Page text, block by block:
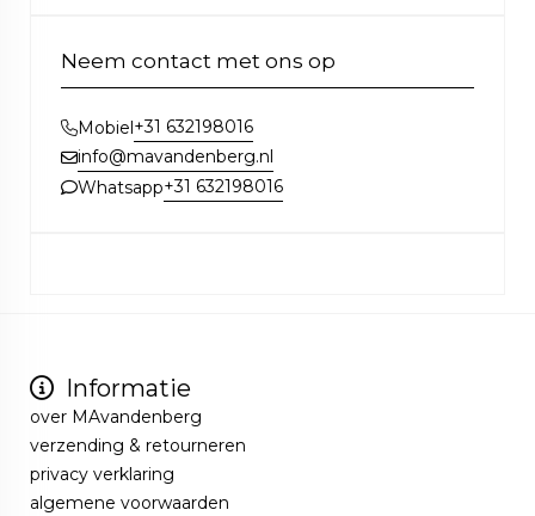
Neem contact met ons op
Mobiel+31 632198016
info@mavandenberg.nl
Whatsapp+31 632198016
Informatie
over MAvandenberg
verzending & retourneren
privacy verklaring
algemene voorwaarden